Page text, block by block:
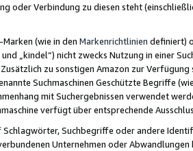
oder Verbindung zu diesen steht
(wie in den Markenrichtlinien definiert)
und „kindel“) nicht zwecks Nutzung in einer
zu sonstigen Amazon zur
Suchmaschinen Geschützte Begriffe
mit Suchergebnissen verwendet
verfügt über entsprechende
Suchbegriffe oder andere
Unternehmen oder